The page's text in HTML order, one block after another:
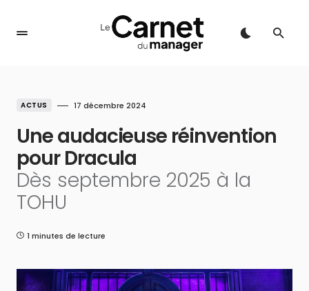
ACTUS 17 décembre 2024
Une audacieuse réinvention
pour Dracula
Dès septembre 2025 à la
TOHU
1 minutes de lecture